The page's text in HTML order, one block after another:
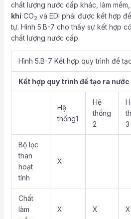
chất lượng nước cấp khác, làm mềm,
khíCO2 và EDI phải được kết hợp
tự. Hình 5.B-7 cho thấy sự kết hợp
chất lượng nước cấp.
Hình 5.B-7 Kết hợp quy trình để
Kết hợp quy trình để tạo ra
Hệ
thống1
Hệ
thống
2
3
Bộ lọc
than
hoạt
tính
X
Chất
làm
X X X